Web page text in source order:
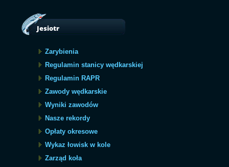
Jesiotr
Zarybienia
Regulamin stanicy wędkarskiej
Regulamin RAPR
Zawody wędkarskie
Wyniki zawodów
Nasze rekordy
Opłaty okresowe
Wykaz łowisk w kole
Zarząd koła